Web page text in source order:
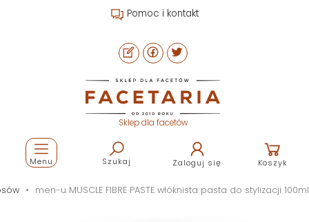
Pomoc i kontakt
Sklep dla facetów
Szukaj Zaloguj się Koszyk
Menu
men-u MUSCLE FIBRE PASTE włóknista pasta do stylizacji 100ml